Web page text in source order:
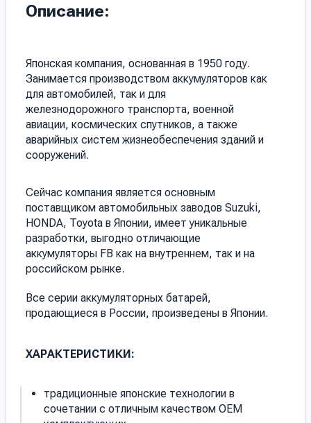
Описание:
Японская компания, основанная в 1950 году.
Занимается производством аккумуляторов как
для автомобилей, так и для
железнодорожного транспорта, военной
авиации, космических спутников, а также
аварийных систем жизнеобеспечения зданий и
сооружений.
Сейчас компания является основным
поставщиком автомобильных заводов Suzuki,
HONDA, Toyota в Японии, имеет уникальные
разработки, выгодно отличающие
аккумуляторы FB как на внутреннем, так и на
российском рынке.
Все серии аккумуляторных батарей,
продающиеся в России, произведены в Японии.
ХАРАКТЕРИСТИКИ:
традиционные японские технологии в
сочетании с отличным качеством OEM